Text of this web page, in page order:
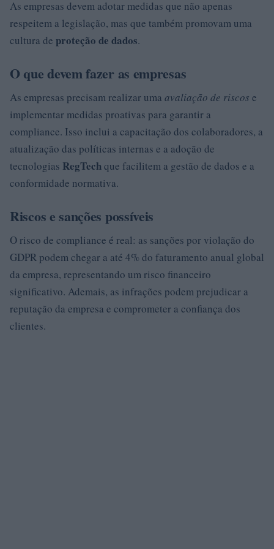
As empresas devem adotar medidas que não apenas
respeitem a legislação, mas que também promovam uma
cultura de proteção de dados.
O que devem fazer as empresas
As empresas precisam realizar uma avaliação de riscos e
implementar medidas proativas para garantir a
compliance. Isso inclui a capacitação dos colaboradores, a
atualização das políticas internas e a adoção de
tecnologias RegTechque facilitem a gestão de dados e a
conformidade normativa.
Riscos e sanções possíveis
O risco de compliance é real: as sanções por violação do
GDPR podem chegar a até 4% do faturamento anual global
da empresa, representando um risco financeiro
significativo. Ademais, as infrações podem prejudicar a
reputação da empresa e comprometer a confiança dos
clientes.